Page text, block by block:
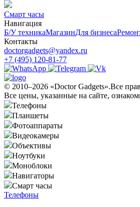
Смарт часы
Навигация
Б/У техникaМагазинДля бизнеса
Контакты
doctorgadgets@yandex.ru
+7 (495) 120-81-77
© 2010–2026 «Doctor Gadgets».Все
Все цены, указанные на сайте,
Телефоны
Планшеты
Фотоаппараты
Видеокамеры
Объективы
Ноутбуки
Моноблоки
Навигаторы
Смарт часы
Телефоны